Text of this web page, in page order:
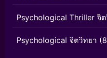
Psychological Thriller จิ
Psychological จิตวิทยา